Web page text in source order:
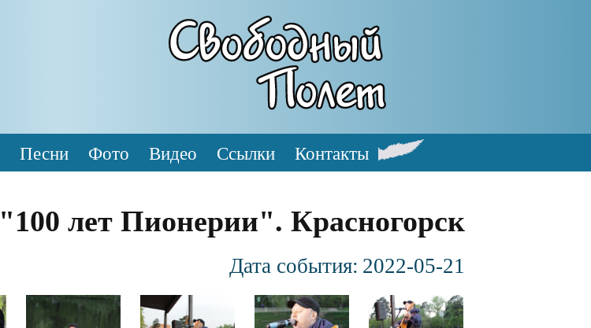
Песни Фото Видео Ссылки Контакты
"100 лет Пионерии". Красногорск
Дата события: 2022-05-21
Файл
изображения
Файл
изображения
Файл
изображения
Файл
изображения